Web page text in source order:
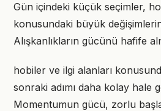
Gün içindeki küçük seçimler,
konusundaki büyük
Alışkanlıkların gücünü hafife
hobiler ve ilgi alanları
sonraki adımı daha kolay hale
Momentumun gücü, zorlu